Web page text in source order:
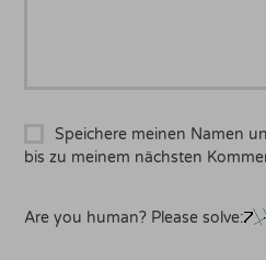
Speichere meinen Namen
bis zu meinem nächsten
Are you human? Please solve: